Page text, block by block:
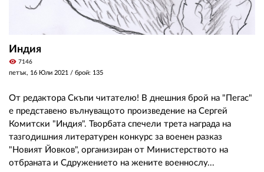
Индия
visibility 7146
петък, 16 Юли 2021 / брой: 135
От редактора Скъпи читателю! В днешния брой на "Пегас"
е представено вълнуващото произведение на Сергей
Комитски "Индия". Творбата спечели трета награда на
тазгодишния литературен конкурс за военен разказ
"Новият Йовков", организиран от Министерството на
отбраната и Сдружението на жените военнослу...